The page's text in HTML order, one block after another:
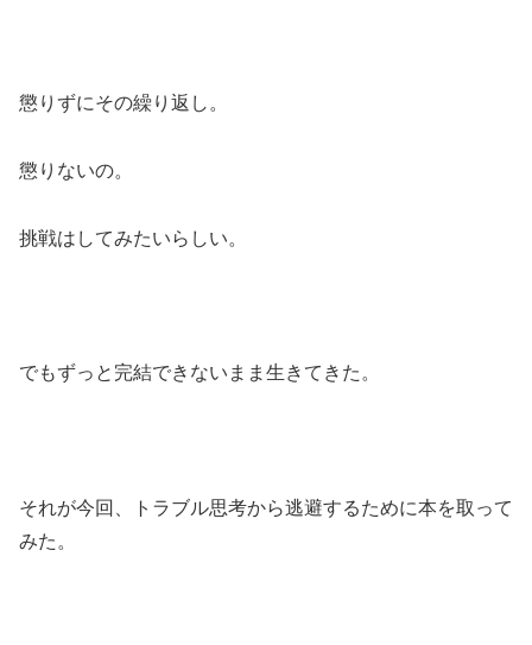
懲りずにその繰り返し。
懲りないの。
挑戦はしてみたいらしい。
でもずっと完結できないまま生きてきた。
それが今回、トラブル思考から逃避するために本を取って
みた。